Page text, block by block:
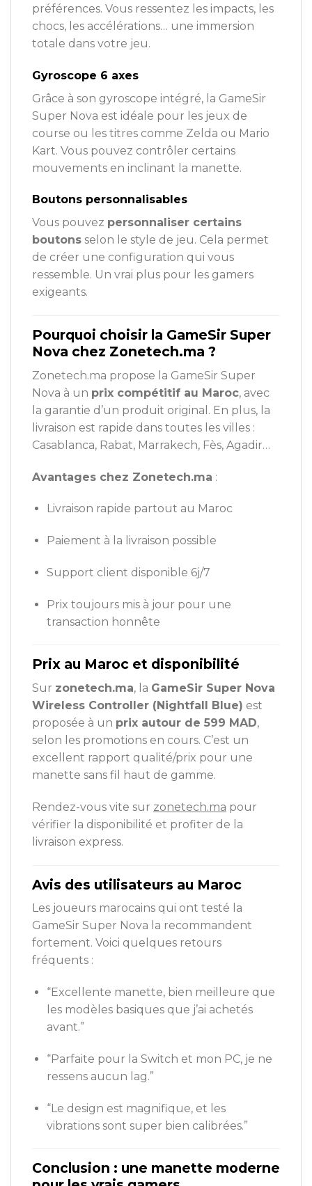
préférences. Vous ressentez les impacts, les
chocs, les accélérations… une immersion
totale dans votre jeu.
Gyroscope 6 axes
Grâce à son gyroscope intégré, la GameSir
Super Nova est idéale pour les jeux de
course ou les titres comme Zelda ou Mario
Kart. Vous pouvez contrôler certains
mouvements en inclinant la manette.
Boutons personnalisables
Vous pouvez personnaliser certains
boutons selon le style de jeu. Cela permet
de créer une configuration qui vous
ressemble. Un vrai plus pour les gamers
exigeants.
Pourquoi choisir la GameSir Super
Nova chez Zonetech.ma ?
Zonetech.ma propose la GameSir Super
Nova à un prix compétitif au Maroc, avec
la garantie d’un produit original. En plus, la
livraison est rapide dans toutes les villes :
Casablanca, Rabat, Marrakech, Fès, Agadir…
Avantages chez Zonetech.ma :
Livraison rapide partout au Maroc
Paiement à la livraison possible
Support client disponible 6j/7
Prix toujours mis à jour pour une
transaction honnête
Prix au Maroc et disponibilité
Sur zonetech.ma, la GameSir Super Nova
Wireless Controller (Nightfall Blue) est
proposée à un prix autour de 599 MAD,
selon les promotions en cours. C’est un
excellent rapport qualité/prix pour une
manette sans fil haut de gamme.
Rendez-vous vite sur zonetech.ma pour
vérifier la disponibilité et profiter de la
livraison express.
Avis des utilisateurs au Maroc
Les joueurs marocains qui ont testé la
GameSir Super Nova la recommandent
fortement. Voici quelques retours
fréquents :
“Excellente manette, bien meilleure que
les modèles basiques que j’ai achetés
avant.”
“Parfaite pour la Switch et mon PC, je ne
ressens aucun lag.”
“Le design est magnifique, et les
vibrations sont super bien calibrées.”
Conclusion : une manette moderne